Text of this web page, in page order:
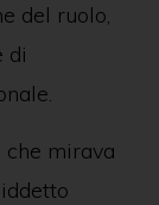
del ruolo,
di
che mirava